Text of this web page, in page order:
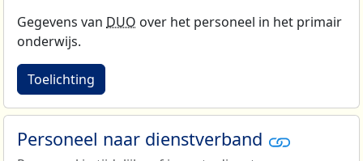
Gegevens van DUO over het personeel in het primair
onderwijs.
Toelichting
Personeel naar dienstverband